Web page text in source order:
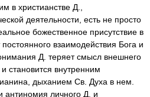
в христианстве Д.,
деятельности, есть не просто
божественное присутствие в
взаимодействия Бога и
Д. теряет смысл внешнего
становится внутренним
дыханием Св. Духа в нем.
антиномия личного Д. и